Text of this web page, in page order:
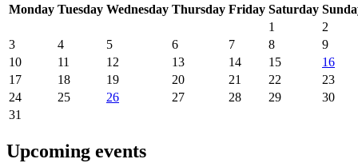
Monday Tuesday Wednesday Thursday Friday Saturday Sun
1
2
3
4 5 6 7 8
9
10
11 12 13 14 15
16
17
18 19 20 21 22
23
24
25 26 27 28 29
30
31
Upcoming events